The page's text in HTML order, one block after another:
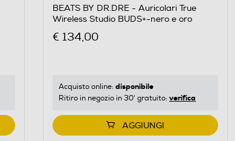
BEATS BY DR.DRE - Auricolari True
Wireless Studio BUDS+-nero e oro
€ 134,00
Acquisto online: disponibile
Ritiro in negozio in 30' gratuito: verifica
AGGIUNGI